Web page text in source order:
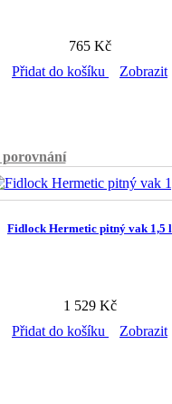
765 Kč
Přidat do košíku
Zobrazit
Fidlock Hermetic pitný vak 1,5 l
1 529 Kč
Přidat do košíku
Zobrazit